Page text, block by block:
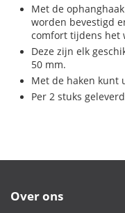
Met de
worden bevestigd
comfort tijdens het
Deze zijn elk
50 mm.
Met de haken kunt
Per 2 stuks geleverd
Over ons